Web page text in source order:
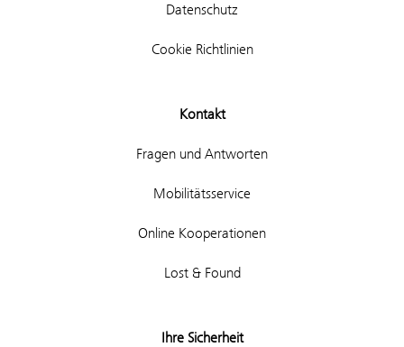
Datenschutz
Cookie Richtlinien
Kontakt
Fragen und Antworten
Mobilitätsservice
Online Kooperationen
Lost & Found
Ihre Sicherheit